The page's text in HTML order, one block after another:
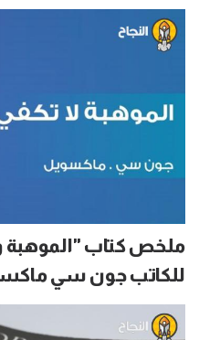
ملخص كتاب "الموهبة
للكاتب جون سي